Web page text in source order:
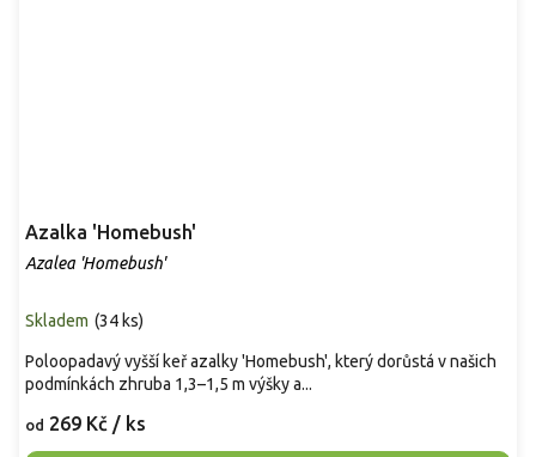
Azalka 'Homebush'
Azalea 'Homebush'
Skladem (34 ks)
od 269 Kč / ks
Poloopadavý vyšší keř azalky 'Homebush', který dorůstá v našich
podmínkách zhruba 1,3–1,5 m výšky a...